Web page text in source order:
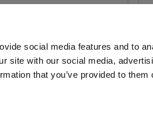
social media features and to
site with our social media,
that you’ve provided to them